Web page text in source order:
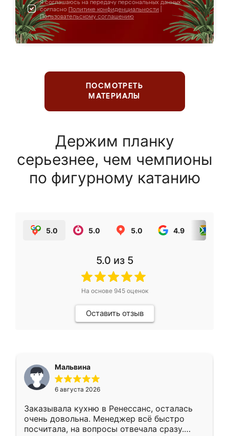
Я соглашаюсь на передачу персональных данных
согласно Политике конфиденциальности
Пользовательскому соглашению
ПОСМОТРЕТЬ
МАТЕРИАЛЫ
Держим планку
серьезнее, чем чемпионы
по фигурному катанию
5.0 5.0 5.0 4.9
5.0 из 5
На основе 945оценок
Оставить отзыв
Мальвина
6 августа 2026
Заказывала кухню в Ренессанс, осталась
очень довольна. Менеджер всё быстро
посчитала, на вопросы отвечала сразу.